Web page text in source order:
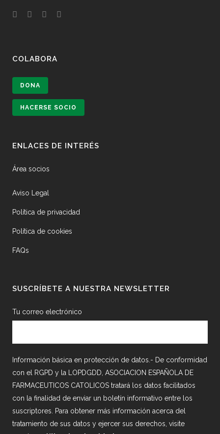
COLABORA
DONA
HACERSE SOCIO
ENLACES DE INTERÉS
Área socios
Aviso Legal
Política de privacidad
Política de cookies
FAQs
SUSCRÍBETE A NUESTRA NEWSLETTER
Tu correo electrónico
Información básica en protección de datos.- De conformidad
con el RGPD y la LOPDGDD, ASOCIACION ESPAÑOLA DE
FARMACEUTICOS CATOLICOS tratará los datos facilitados
con la finalidad de enviar un boletín informativo entre los
suscriptores. Para obtener más información acerca del
tratamiento de sus datos y ejercer sus derechos, visite